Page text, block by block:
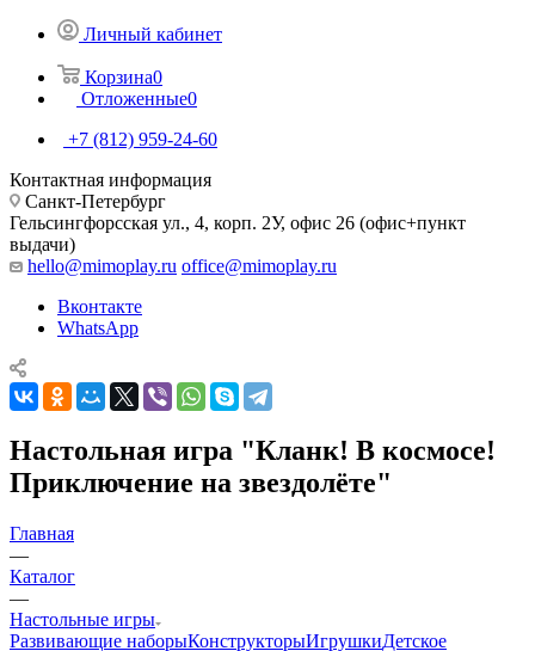
Личный кабинет
Корзина0
Отложенные0
+7 (812) 959-24-60
Контактная информация
Санкт-Петербург
Гельсингфорсская ул., 4, корп. 2У, офис 26 (офис+пункт
выдачи)
hello@mimoplay.ru office@mimoplay.ru
Вконтакте
WhatsApp
Настольная игра "Кланк! В космосе!
Приключение на звездолёте"
Главная
—
Каталог
—
Настольные игры
Развивающие наборыКонструкторыИгрушкиДетское